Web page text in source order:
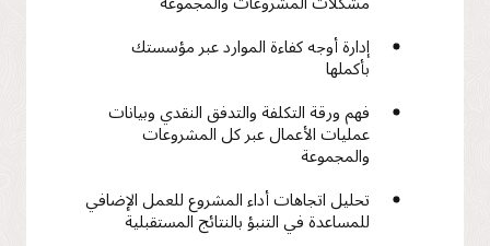
إدارة أوجه كفاءة الموارد عبر مؤسستك
بأكملها
فهم ورقة التكلفة والتدفق النقدي وبيانات
عمليات الأعمال عبر كل المشروعات
والمجموعة
تحليل اتجاهات أداء المشروع للعمل الإضافي
للمساعدة في التنبؤ بالنتائج المستقبلية